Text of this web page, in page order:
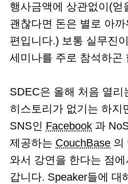
행사금액에 상관없이(얻
괜찮다면 돈은 별로 아
편입니다.) 보통 실무진
세미나를 주로 참석하곤
SDEC은 올해 처음 열리
히스토리가 없기는 하지
SNS인 Facebook 과
제공하는 CouchBase 의
와서 강연을 한다는 점
갑니다. Speaker들에 대